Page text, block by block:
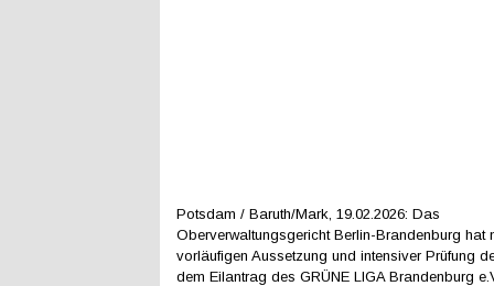
Potsdam / Baruth/Mark, 19.02.2026: Das
Oberverwaltungsgericht Berlin-Brandenburg hat
vorläufigen Aussetzung und intensiver Prüfung
dem Eilantrag des GRÜNE LIGA Brandenburg